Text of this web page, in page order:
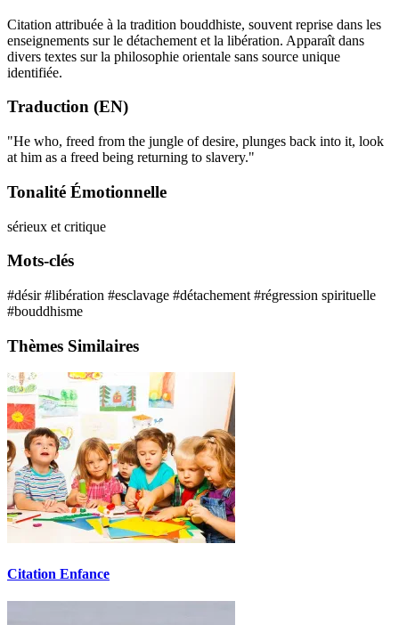
Citation attribuée à la tradition bouddhiste, souvent reprise dans les
enseignements sur le détachement et la libération. Apparaît dans
divers textes sur la philosophie orientale sans source unique
identifiée.
Traduction (EN)
"He who, freed from the jungle of desire, plunges back into it, look
at him as a freed being returning to slavery."
Tonalité Émotionnelle
sérieux et critique
Mots-clés
#désir#libération #esclavage #détachement #régression spirituelle
#bouddhisme
Thèmes Similaires
Citation Enfance